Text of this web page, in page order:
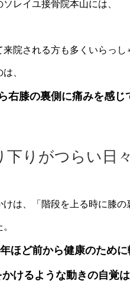
レイユ接骨院本山には、
院される方も多くいらっし
、
右膝の裏側に痛みを感じ
下りがつらい日
は、「階段を上る時に膝の
ほど前から健康のため
けるような動きの自覚